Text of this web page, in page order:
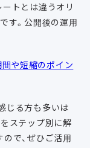
トとは違うオリ
す。公開後の運用
や短縮のポイン
じる方も多いは
ステップ別に解
で、ぜひご活用